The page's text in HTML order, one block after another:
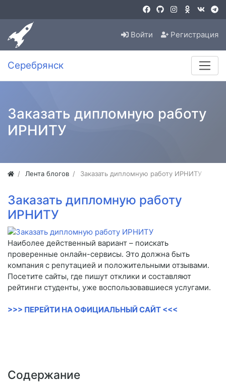
Войти Регистрация
Серебрянск
Заказать дипломную работу
ИРНИТУ
Лента блогов Заказать дипломную работу ИРНИТУ
Заказать дипломную работу
ИРНИТУ
Наиболее действенный вариант – поискать
проверенные онлайн-сервисы. Это должна быть
компания с репутацией и положительными отзывами.
Посетите сайты, где пишут отклики и составляют
рейтинги студенты, уже воспользовавшиеся услугами.
>>> ПЕРЕЙТИ НА ОФИЦИАЛЬНЫЙ САЙТ <<<
Содержание